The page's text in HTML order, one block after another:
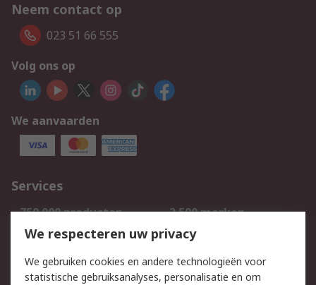
Neem contact op
023 51 66 555
Volg ons op
We aanvaarden
Services
750.000 producten
2.500 merken
Bestellen
Inkoopoplossingen
Track & Trace
We respecteren uw privacy
We gebruiken cookies en andere technologieën voor
statistische gebruiksanalyses, personalisatie en om